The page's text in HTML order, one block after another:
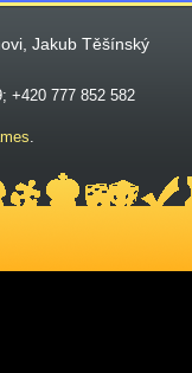
Jakub Těšínský
+420 777 852 582
.